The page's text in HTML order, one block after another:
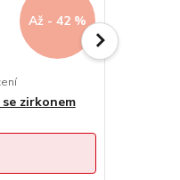
Až - 42 %
zirkonem